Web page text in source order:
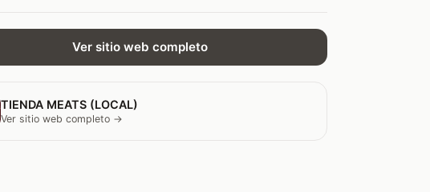
Ver sitio web completo
TIENDA MEATS (LOCAL)
Ver sitio web completo →